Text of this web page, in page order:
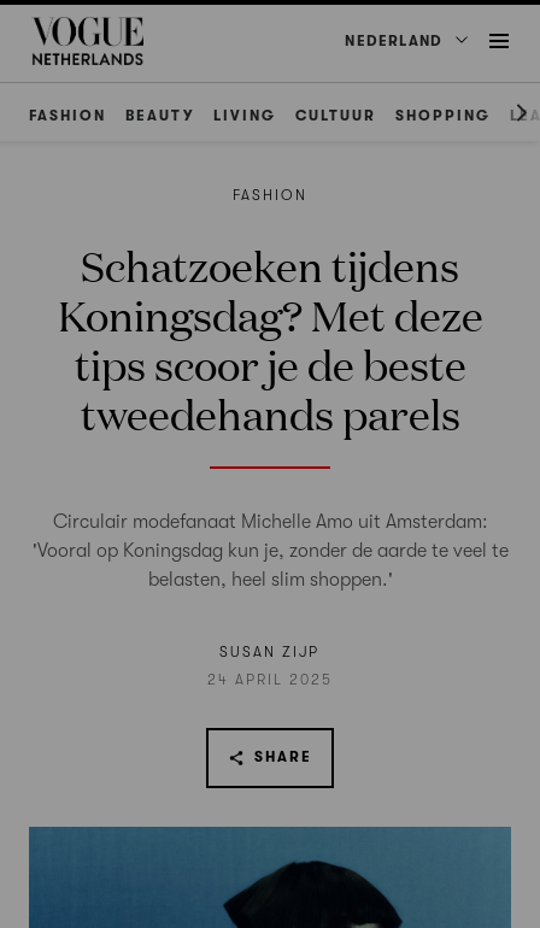
NEDERLAND
FASHION BEAUTY LIVING CULTUUR SHOPPING
FASHION
Schatzoeken tijdens
Koningsdag? Met deze
tips scoor je de beste
tweedehands parels
Circulair modefanaat Michelle Amo uit Amsterdam:
'Vooral op Koningsdag kun je, zonder de aarde te veel te
belasten, heel slim shoppen.'
SUSAN ZIJP
24 APRIL 2025
SHARE